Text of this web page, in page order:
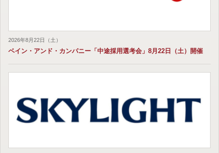
2026年8月22日（土）
ベイン・アンド・カンパニー「中途採用選考会」8月22日（土）開催